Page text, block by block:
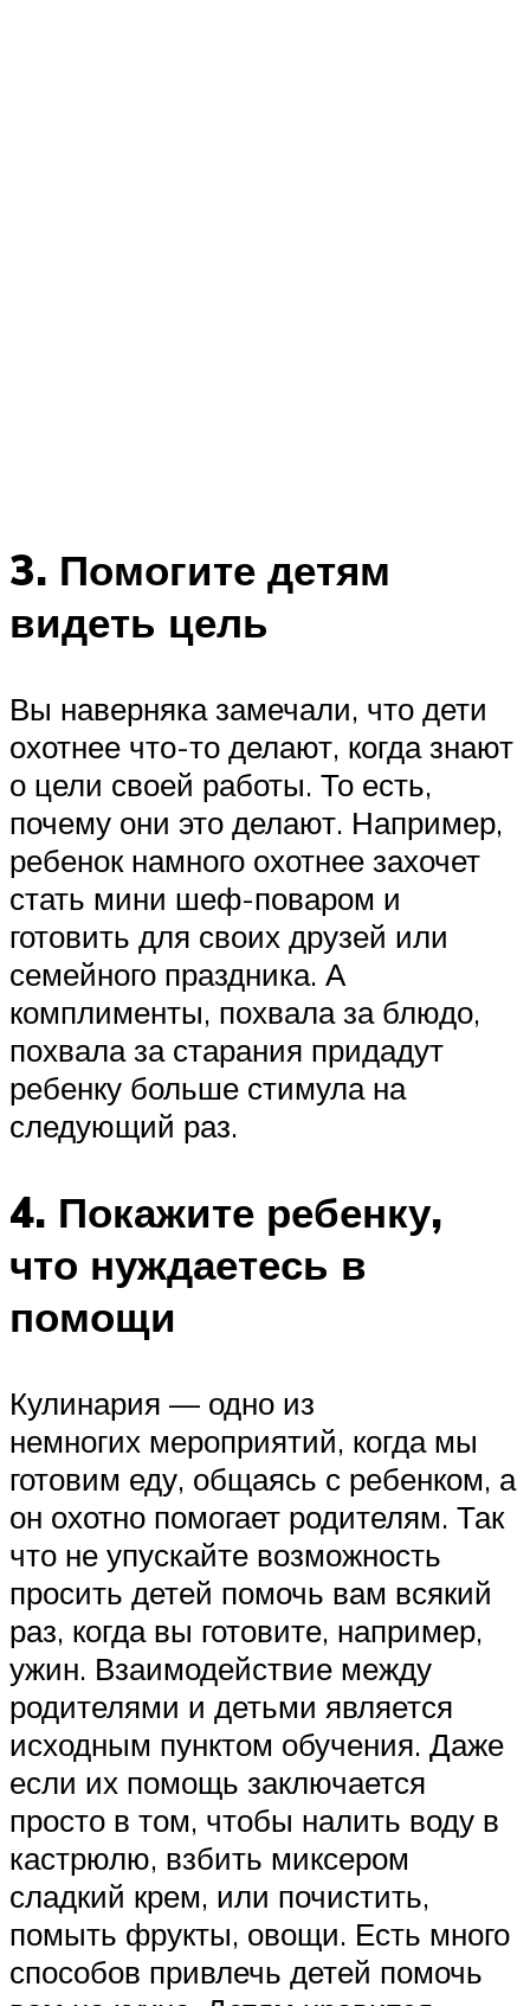
3. Помогите детям
видеть цель
Вы наверняка замечали, что дети
охотнее что-то делают, когда знают
о цели своей работы. То есть,
почему они это делают. Например,
ребенок намного охотнее захочет
стать мини шеф-поваром и
готовить для своих друзей или
семейного праздника. А
комплименты, похвала за блюдо,
похвала за старания придадут
ребенку больше стимула на
следующий раз.
4. Покажите ребенку,
что нуждаетесь в
помощи
Кулинария — одно из
немногих мероприятий, когда мы
готовим еду, общаясь с ребенком, а
он охотно помогает родителям. Так
что не упускайте возможность
просить детей помочь вам всякий
раз, когда вы готовите, например,
ужин. Взаимодействие между
родителями и детьми является
исходным пунктом обучения. Даже
если их помощь заключается
просто в том, чтобы налить воду в
кастрюлю, взбить миксером
сладкий крем, или почистить,
помыть фрукты, овощи. Есть много
способов привлечь детей помочь